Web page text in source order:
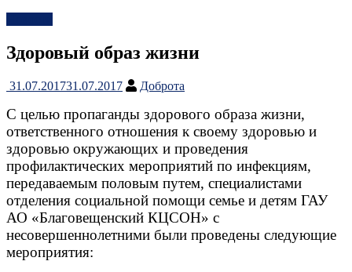
Здоровый образ жизни
31.07.201731.07.2017 Доброта
С целью пропаганды здорового образа жизни,
ответственного отношения к своему здоровью и
здоровью окружающих и проведения
профилактических мероприятий по инфекциям,
передаваемым половым путем, специалистами
отделения социальной помощи семье и детям ГАУ
АО «Благовещенский КЦСОН» с
несовершеннолетними были проведены следующие
мероприятия: